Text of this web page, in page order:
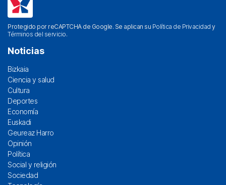
Protegido por reCAPTCHA de Google. Se aplican su Política de Privacidad y
Términos del servicio.
Noticias
Bizkaia
Ciencia y salud
Cultura
Deportes
Economía
Euskadi
Geureaz Harro
Opinión
Política
Social y religión
Sociedad